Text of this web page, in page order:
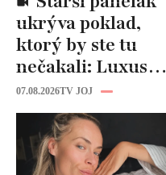
ukrýva poklad,
ktorý by ste tu
nečakali: Luxusná
kuchyňa aj
kúpeľňa ako z
novostavby!
07.08.2026TV JOJ